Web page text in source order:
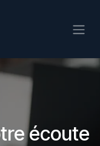
écoute